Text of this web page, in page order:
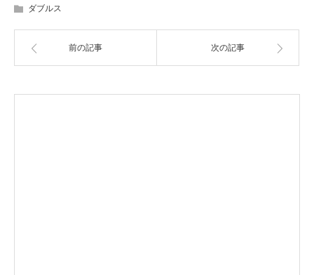
ダブルス
前の記事 次の記事